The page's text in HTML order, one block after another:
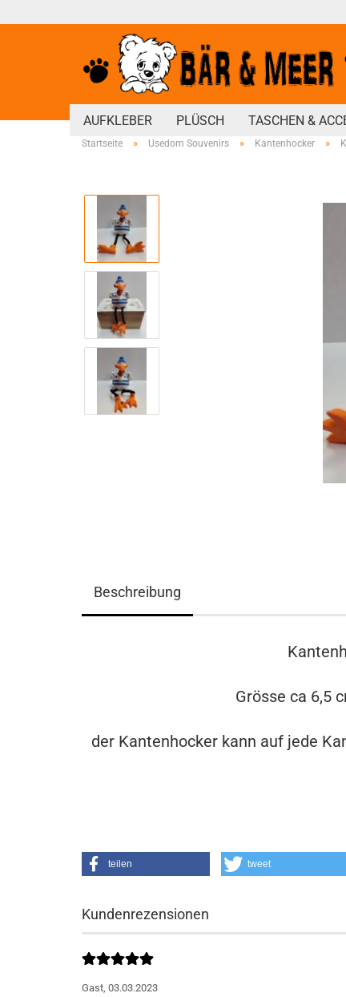
AUFKLEBER PLÜSCH TASCHEN &
Startseite » Usedom Souvenirs » Kantenhocker »
Beschreibung
Grösse ca 6,5
der Kantenhocker kann auf jede
teilen tweet
Kundenrezensionen
Gast, 03.03.2023